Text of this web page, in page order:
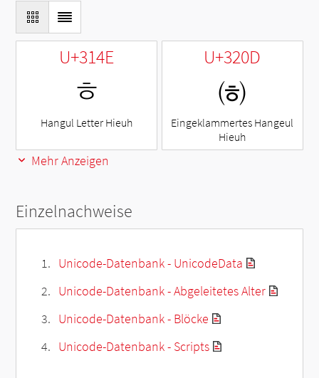
U+314E
ㅎ
Hangul Letter Hieuh
U+320D
㈍
Eingeklammertes Hangeul
Hieuh
Mehr Anzeigen
Einzelnachweise
Unicode-Datenbank - UnicodeData
Unicode-Datenbank - Abgeleitetes Alter
Unicode-Datenbank - Blöcke
Unicode-Datenbank - Scripts